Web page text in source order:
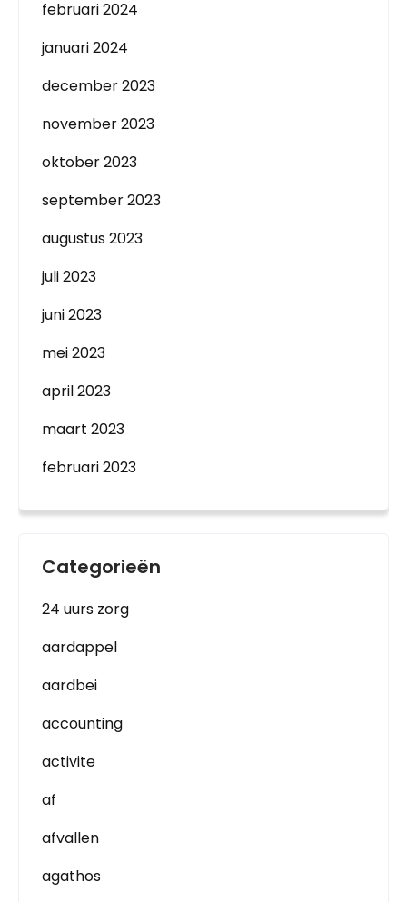
februari 2024
januari 2024
december 2023
november 2023
oktober 2023
september 2023
augustus 2023
juli 2023
juni 2023
mei 2023
april 2023
maart 2023
februari 2023
Categorieën
24 uurs zorg
aardappel
aardbei
accounting
activite
af
afvallen
agathos